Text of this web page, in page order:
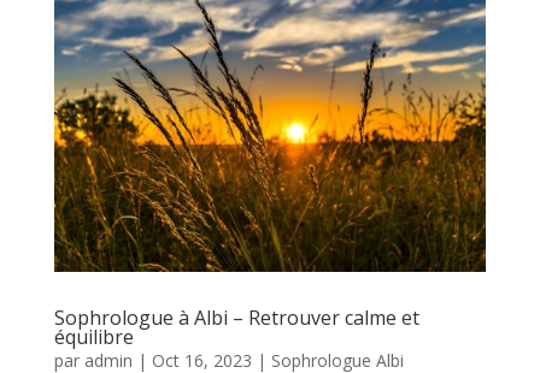
Sophrologue à Albi – Retrouver calme et
équilibre
par admin | Oct 16, 2023 | Sophrologue Albi